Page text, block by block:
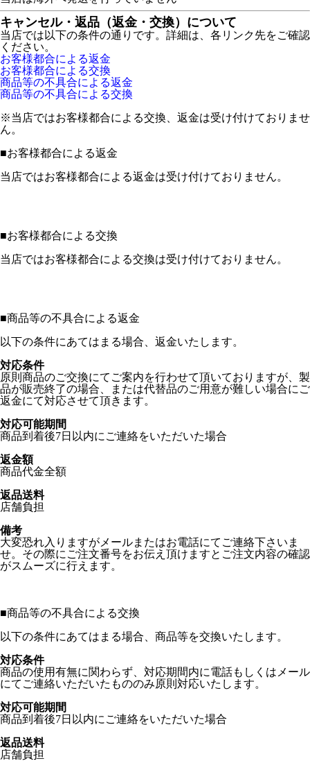
キャンセル・返品（返金・交換）について
当店では以下の条件の通りです。詳細は、各リンク先をご確認
ください。
お客様都合による返金
お客様都合による交換
商品等の不具合による返金
商品等の不具合による交換
※当店ではお客様都合による交換、返金は受け付けておりませ
ん。
■お客様都合による返金
当店ではお客様都合による返金は受け付けておりません。
■お客様都合による交換
当店ではお客様都合による交換は受け付けておりません。
■商品等の不具合による返金
以下の条件にあてはまる場合、返金いたします。
対応条件
原則商品のご交換にてご案内を行わせて頂いておりますが、製
品が販売終了の場合、または代替品のご用意が難しい場合にご
返金にて対応させて頂きます。
対応可能期間
商品到着後7日以内にご連絡をいただいた場合
返金額
商品代金全額
返品送料
店舗負担
備考
大変恐れ入りますがメールまたはお電話にてご連絡下さいま
せ。その際にご注文番号をお伝え頂けますとご注文内容の確認
がスムーズに行えます。
■商品等の不具合による交換
以下の条件にあてはまる場合、商品等を交換いたします。
対応条件
商品の使用有無に関わらず、対応期間内に電話もしくはメール
にてご連絡いただいたもののみ原則対応いたします。
対応可能期間
商品到着後7日以内にご連絡をいただいた場合
返品送料
店舗負担